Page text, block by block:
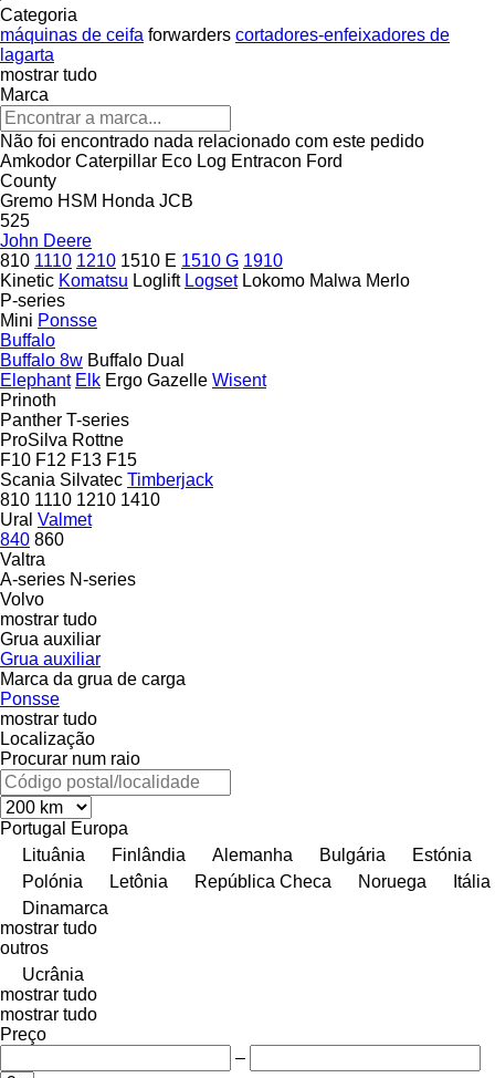
Categoria
máquinas de ceifa forwarders cortadores-enfeixadores de
lagarta
mostrar tudo
Marca
Não foi encontrado nada relacionado com este pedido
Amkodor Caterpillar Eco Log Entracon Ford
County
Gremo HSM Honda JCB
525
John Deere
810 1110 1210 1510 E 1510 G 1910
Kinetic Komatsu Loglift Logset Lokomo Malwa Merlo
P-series
Mini Ponsse
Buffalo
Buffalo 8w Buffalo Dual
Elephant Elk Ergo Gazelle Wisent
Prinoth
Panther T-series
ProSilva Rottne
F10 F12 F13 F15
Scania Silvatec Timberjack
810 1110 1210 1410
Ural Valmet
840 860
Valtra
A-series N-series
Volvo
mostrar tudo
Grua auxiliar
Grua auxiliar
Marca da grua de carga
Ponsse
mostrar tudo
Localização
Procurar num raio
Portugal
Europa
Lituânia
Finlândia Alemanha Bulgária
Estónia
Polónia
Letônia República Checa Noruega
Itália
Dinamarca
mostrar tudo
outros
Ucrânia
mostrar tudo
mostrar tudo
Preço
–